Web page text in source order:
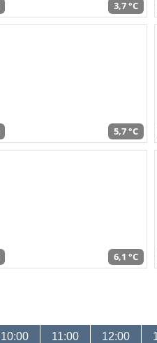
3,7 °C
5,7 °C
6,1 °C
10:00 11:00 12:00